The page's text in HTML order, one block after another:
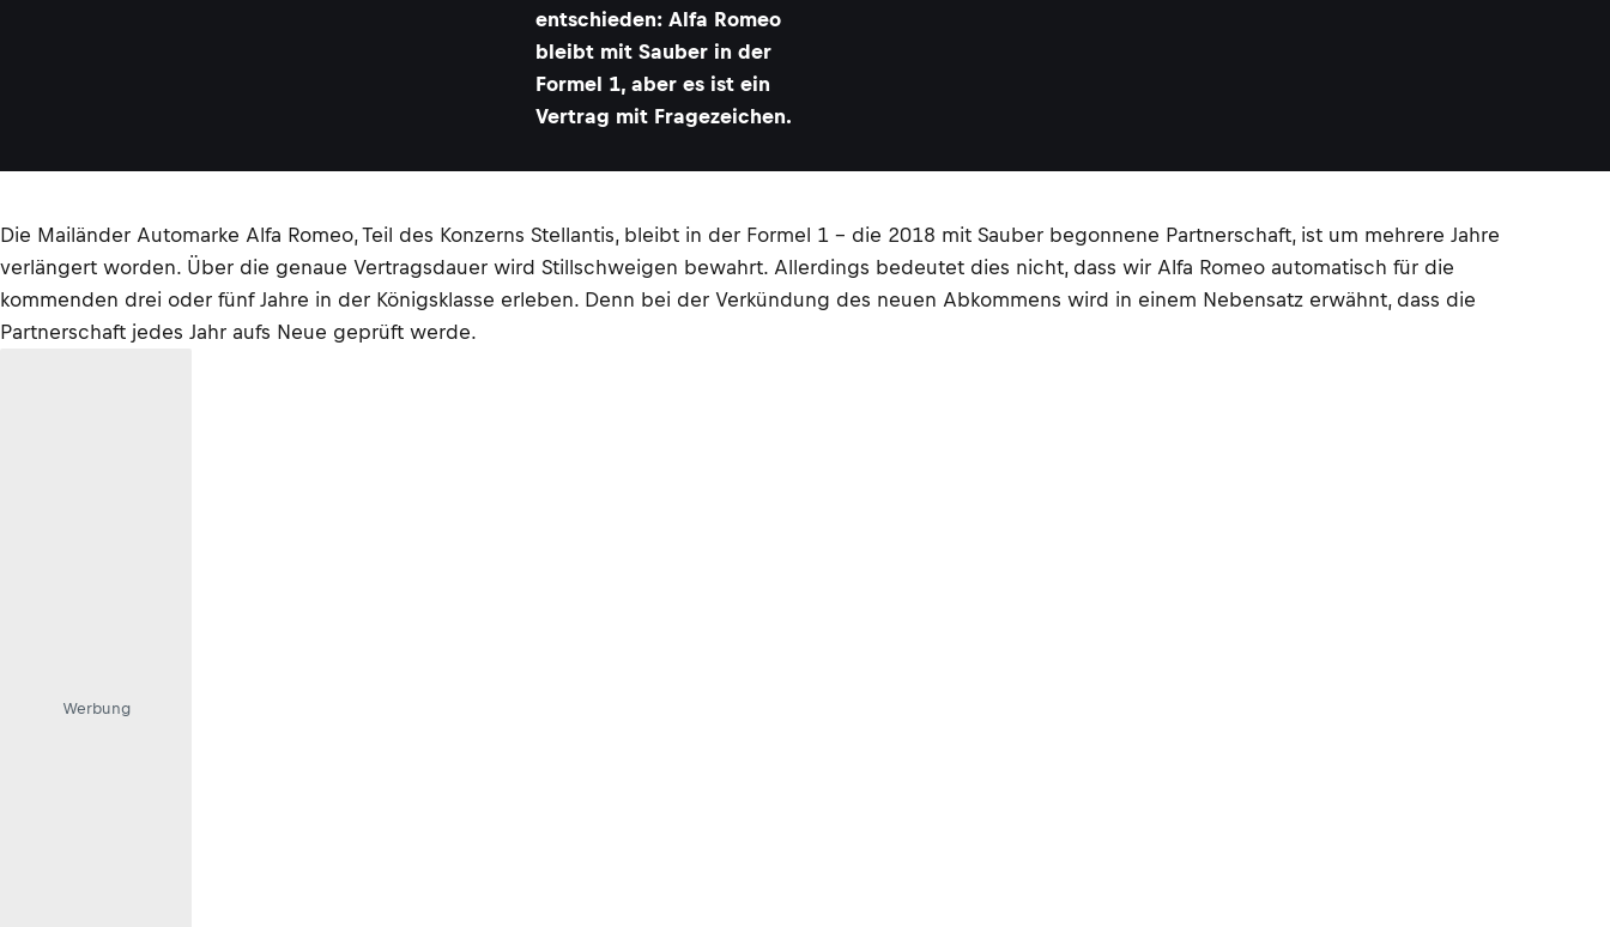
entschieden: Alfa Romeo
bleibt mit Sauber in der
Formel 1, aber es ist ein
Vertrag mit Fragezeichen.
Die Mailänder Automarke Alfa Romeo, Teil des Konzerns Stellantis, bleibt in der Formel 1 – die 2018 mit Sauber begonnene Partnerschaft, ist um mehrere Jahre
verlängert worden. Über die genaue Vertragsdauer wird Stillschweigen bewahrt. Allerdings bedeutet dies nicht, dass wir Alfa Romeo automatisch für die
kommenden drei oder fünf Jahre in der Königsklasse erleben. Denn bei der Verkündung des neuen Abkommens wird in einem Nebensatz erwähnt, dass die
Partnerschaft jedes Jahr aufs Neue geprüft werde.
Werbung